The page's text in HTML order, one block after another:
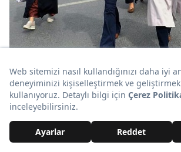
Yorumlar ve Emojiler Aşağıda